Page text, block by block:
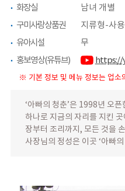
화장실
남녀 개별
구미사랑상품권
지류형-사
유아시설
무
홍보영상(유튜브)
https://
※ 기본 정보 및 메뉴 정보는 업소
‘아빠의 청춘’은 1998년 오
하나로 지금의 자리를 지킨 곳
장부터 조리까지, 모든 것을
사장님의 정성은 이곳 ‘아빠